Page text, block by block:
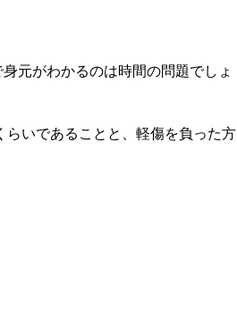
元がわかるのは時間の問題でしょ
いであることと、軽傷を負った方